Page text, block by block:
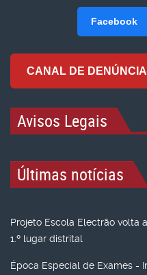
Facebook
CANAL DE
Avisos Legais
Últimas notícias
Projeto Escola Electrão volta
1.º lugar distrital
Época Especial de Exames -